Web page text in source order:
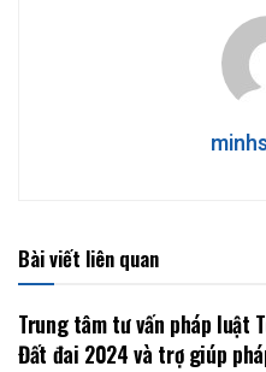
Bài viết liên quan
Trung tâm tư vấn pháp luật
Đất đai 2024 và trợ giúp